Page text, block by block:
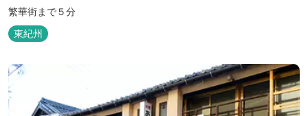
繁華街まで５分
東紀州